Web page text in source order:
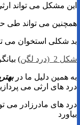
این مشکل می تواند
همچنین می تواند طی
بد شکلی استخوان می
شکل 2 (درد لگن )
به همین دلیل ما در
درد های ارثی می
درد های مادرزادر می
بیاورد